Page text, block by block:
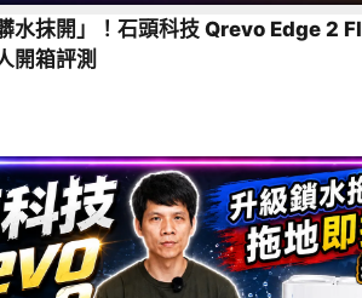
水抹開」！石頭科技 Qrevo Edge 2
開箱評測